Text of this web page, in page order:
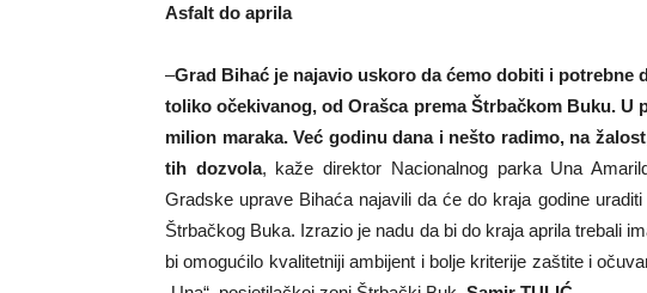
Asfalt do aprila
–Grad Bihać je najavio uskoro da ćemo dobiti i
toliko očekivanog, od Orašca prema Štrbačkom Buku. U
milion maraka. Već godinu dana i nešto radimo, na
tih dozvola, kaže direktor Nacionalnog parka Una
Gradske uprave Bihaća najavili da će do kraja godine
Štrbačkog Buka. Izrazio je nadu da bi do kraja aprila trebali
bi omogućilo kvalitetniji ambijent i bolje kriterije zaštite i